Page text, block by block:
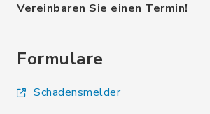
Vereinbaren Sie einen Termin!
Formulare
Schadensmelder